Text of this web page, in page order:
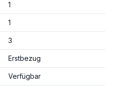
1
1
3
Erstbezug
Verfügbar